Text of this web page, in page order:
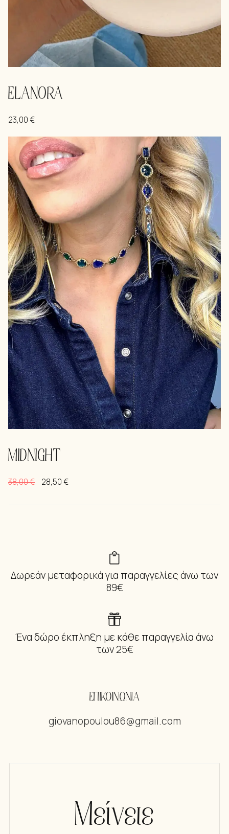
ELANORA
23,00€
MIDNIGHT
38,00€ 28,50€
Δωρεάν μεταφορικά για παραγγελίες άνω των
89€
Ένα δώρο έκπληξη με κάθε παραγγελία άνω
των 25€
ΕΠΙΚΟΙΝΩΝΙΑ
giovanopoulou86@gmail.com
Μείνετε